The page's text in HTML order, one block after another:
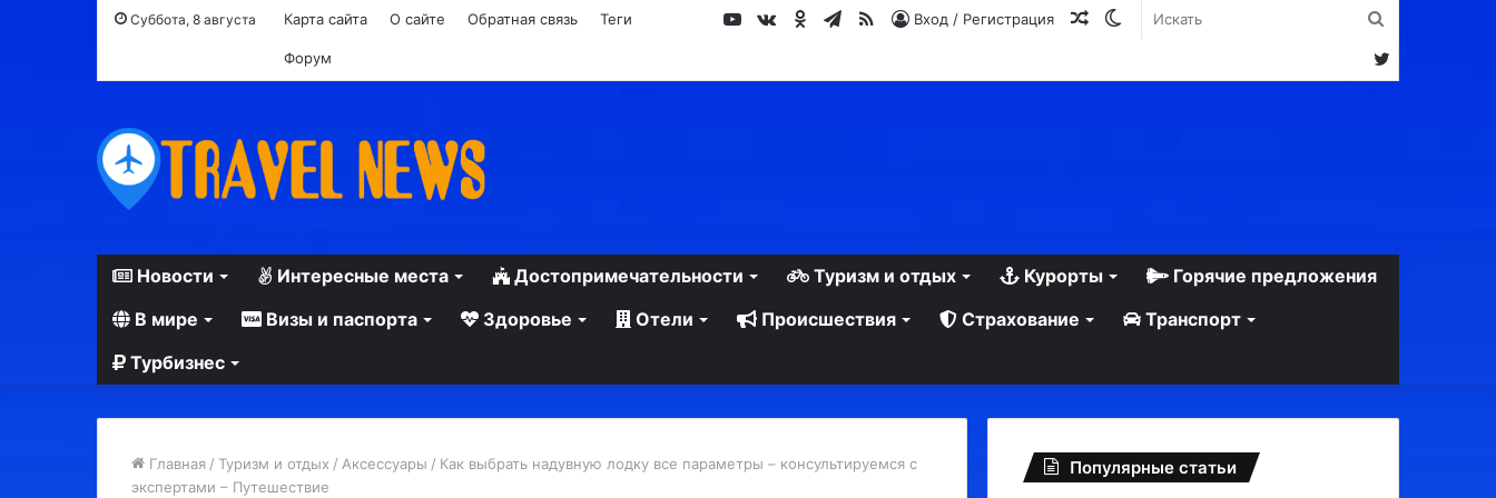
Суббота, 8 августа Карта сайта О сайте Обратная связь Теги
Форум
Switch
Случайная
Вход / Регистрация
RSS
Telegram
Одноклассники
vk.com
YouTube
Twitter
Новости Интересные места Достопримечательности Туризм и отдых Курорты
Горячие предложения
В мире
Визы и паспорта Здоровье Отели Происшествия Страхование
Транспорт
Турбизнес
Главная / Туризм и отдых / Аксессуары / Как выбрать надувную лодку все параметры – консультируемся с
экспертами – Путешествие
Популярные статьи